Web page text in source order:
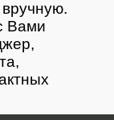
Вами